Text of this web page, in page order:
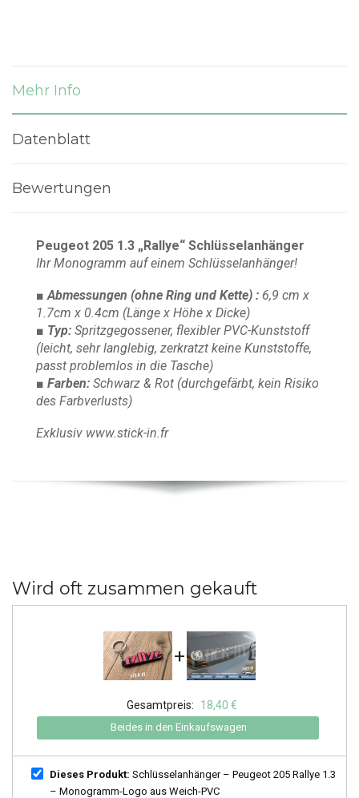
Mehr Info
Datenblatt
Bewertungen
Peugeot 205 1.3 „Rallye“ Schlüsselanhänger
Ihr Monogramm auf einem Schlüsselanhänger!
■ Abmessungen (ohne Ring und Kette) : 6,9 cm x
1.7cm x 0.4cm (Länge x Höhe x Dicke)
■ Typ: Spritzgegossener, flexibler PVC-Kunststoff
(leicht, sehr langlebig, zerkratzt keine Kunststoffe,
passt problemlos in die Tasche)
■ Farben: Schwarz & Rot (durchgefärbt, kein Risiko
des Farbverlusts)
Exklusiv www.stick-in.fr
Wird oft zusammen gekauft
+
Gesamtpreis: 18,40 €
Beides in den Einkaufswagen
Dieses Produkt: Schlüsselanhänger – Peugeot 205 Rallye 1.3
– Monogramm-Logo aus Weich-PVC